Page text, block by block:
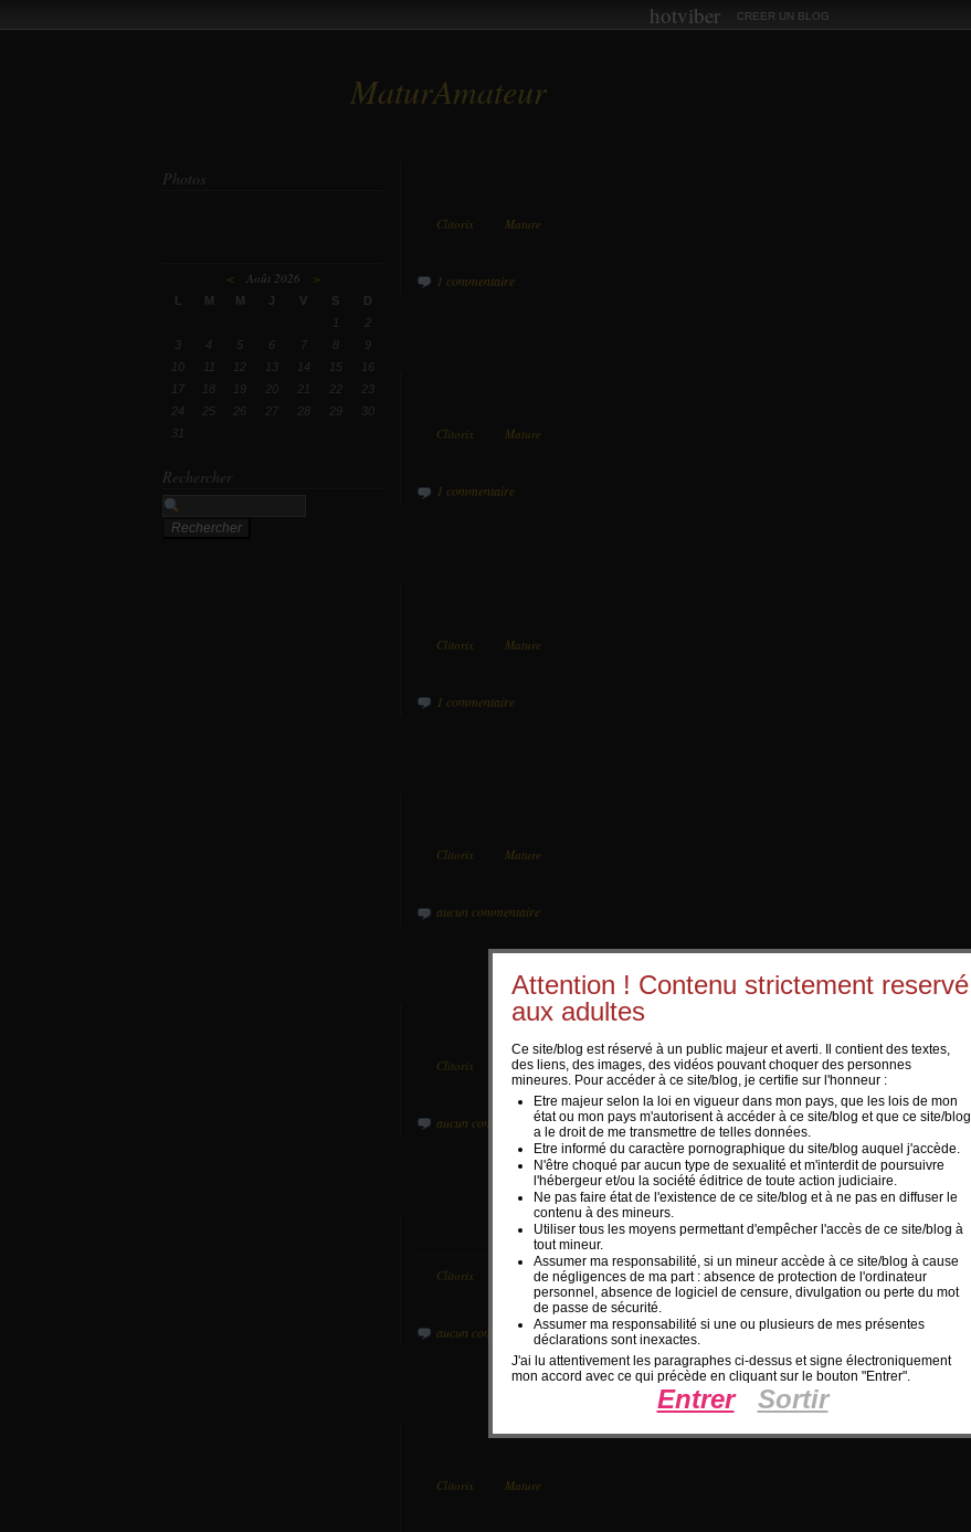
MaturAmateur
Photos
< Août 2026 >
L M M J V S
D
1
2
3
4 5 6 7 8
9
10
11 12 13 14 15
16
17
18 19 20 21 22
23
24
25 26 27 28 29
30
31
Rechercher
Clitorix Mature
1 commentaire
Clitorix Mature
1 commentaire
Clitorix Mature
1 commentaire
Clitorix Mature
aucun commentaire
Clitorix Maturele 13 Octobre 2017 à 18:43
aucun commentaire
Clitorix Maturele 13 Octobre 2017 à 18:42
aucun commentaire
Clitorix Mature
hotviber CREER UN BLOG
Attention ! Contenu strictement reservé
aux adultes
Ce site/blog est réservé à un public majeur et averti. Il contient des textes,
des liens, des images, des vidéos pouvant choquer des personnes
mineures. Pour accéder à ce site/blog, je certifie sur l'honneur :
Etre majeur selon la loi en vigueur dans mon pays, que les lois de mon
état ou mon pays m'autorisent à accéder à ce site/blog et que ce site/blog
a le droit de me transmettre de telles données.
Etre informé du caractère pornographique du site/blog auquel j'accède.
N'être choqué par aucun type de sexualité et m'interdit de poursuivre
l'hébergeur et/ou la société éditrice de toute action judiciaire.
Ne pas faire état de l'existence de ce site/blog et à ne pas en diffuser le
contenu à des mineurs.
Utiliser tous les moyens permettant d'empêcher l'accès de ce site/blog à
tout mineur.
Assumer ma responsabilité, si un mineur accède à ce site/blog à cause
de négligences de ma part : absence de protection de l'ordinateur
personnel, absence de logiciel de censure, divulgation ou perte du mot
de passe de sécurité.
Assumer ma responsabilité si une ou plusieurs de mes présentes
déclarations sont inexactes.
J'ai lu attentivement les paragraphes ci-dessus et signe électroniquement
mon accord avec ce qui précède en cliquant sur le bouton "Entrer".
Entrer Sortir